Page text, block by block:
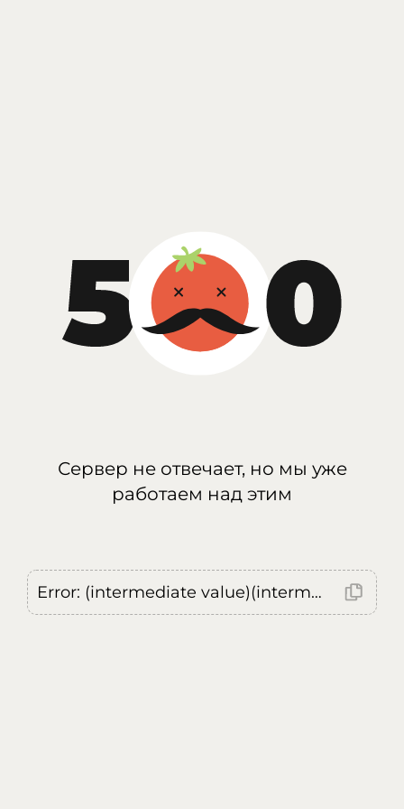
Сервер не отвечает, но мы уже
работаем над этим
Error: (intermediate value)(intermediate value)(intermediate value).replaceAll is not a function